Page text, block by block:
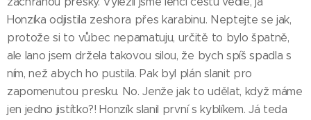
Honzíka odjistila zeshora přes karabinu. Neptejte se jak,
protože si to vůbec nepamatuju, určitě to bylo špatně,
ale lano jsem držela takovou silou, že bych spíš spadla s
ním, než abych ho pustila. Pak byl plán slanit pro
zapomenutou presku. No. Jenže jak to udělat, když máme
jen jedno jistítko?! Honzík slanil první s kyblíkem. Já teda